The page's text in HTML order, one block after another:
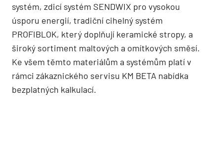
systém, zdicí systém SENDWIX pro vysokou
úsporu energií, tradiční cihelný systém
PROFIBLOK, který doplňují keramické stropy, a
široký sortiment maltových a omítkových směsí.
Ke všem těmto materiálům a systémům platí v
rámci zákaznického servisu KM BETA nabídka
bezplatných kalkulací.